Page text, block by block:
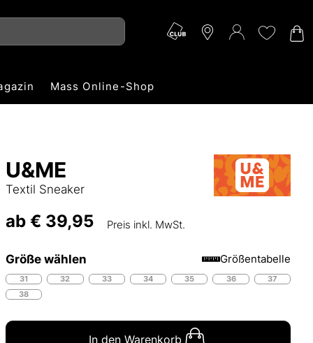
Mass Online-Shop
U&ME
Textil Sneaker
ab € 39,95 Preis inkl. MwSt.
Größe wählen Größentabelle
31 32 33 34 35 36
37
38
In den Warenkorb